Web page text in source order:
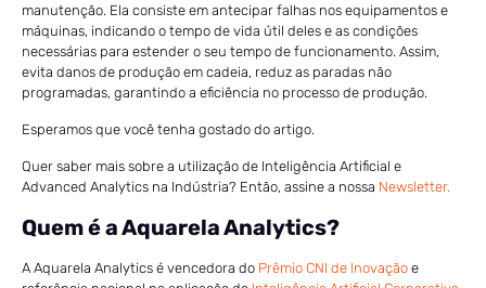
manutenção. Ela consiste em antecipar falhas nos equipamentos e
máquinas, indicando o tempo de vida útil deles e as condições
necessárias para estender o seu tempo de funcionamento. Assim,
evita danos de produção em cadeia, reduz as paradas não
programadas, garantindo a eficiência no processo de produção.
Esperamos que você tenha gostado do artigo.
Quer saber mais sobre a utilização de Inteligência Artificial e
Advanced Analytics na Indústria? Então, assine a nossa Newsletter.
Quem é a Aquarela Analytics?
A Aquarela Analytics é vencedora do Prêmio CNI de Inovação e